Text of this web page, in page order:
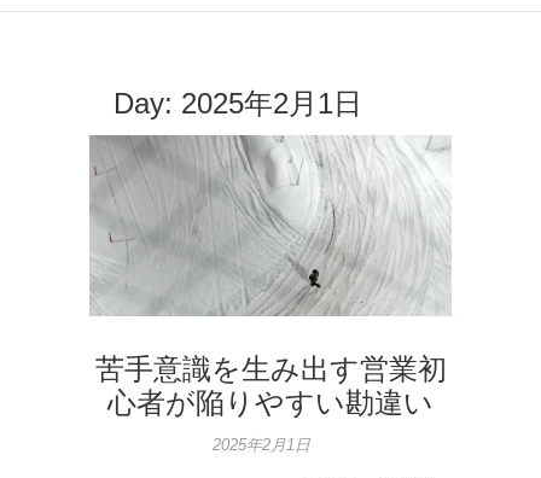
Day: 2025年2月1日
苦手意識を生み出す営業初
心者が陥りやすい勘違い
2025年2月1日